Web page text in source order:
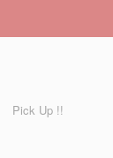
Pick Up !!